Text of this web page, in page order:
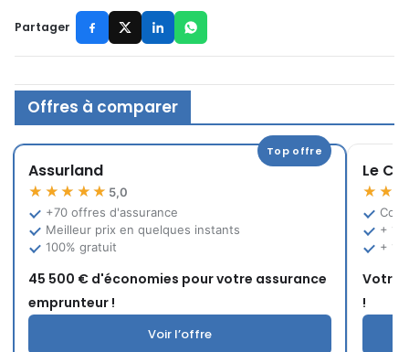
Partager
Offres à comparer
Top offre
Assurland
★★★★★ 5,0
+70 offres d'assurance
Meilleur prix en quelques instants
100% gratuit
45 500 € d'économies pour votre assurance
emprunteur !
Voir l’offre
Le
+
+ 10
Votre
!